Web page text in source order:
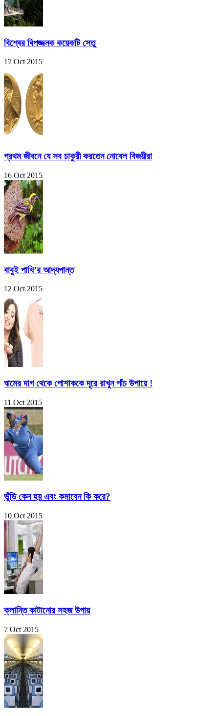
বিশ্বের বিপজ্জনক কয়েকটি সেতু
17 Oct 2015
প্রথম জীবনে যে সব চাকুরী করতেন নোবেল বিজয়ীরা
16 Oct 2015
বাবুই পাখি’র আদ্যপান্ত
12 Oct 2015
ঘামের দাগ থেকে পোশাককে দূরে রাখুন পাঁচ উপায়ে !
11 Oct 2015
ভুঁড়ি কেন হয় এবং কমাবেন কি করে?
10 Oct 2015
ক্লান্তি কাটানোর সহজ উপায়
7 Oct 2015